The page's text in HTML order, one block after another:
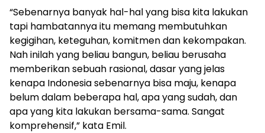
“Sebenarnya banyak hal-hal yang bisa kita lakukan
tapi hambatannya itu memang membutuhkan
kegigihan, keteguhan, komitmen dan kekompakan.
Nah inilah yang beliau bangun, beliau berusaha
memberikan sebuah rasional, dasar yang jelas
kenapa Indonesia sebenarnya bisa maju, kenapa
belum dalam beberapa hal, apa yang sudah, dan
apa yang kita lakukan bersama-sama. Sangat
komprehensif,” kata Emil.